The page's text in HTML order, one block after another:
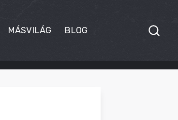
MÁSVILÁG BLOG